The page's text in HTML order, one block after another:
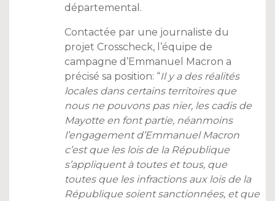
départemental.
Contactée par une journaliste du
projet Crosscheck, l’équipe de
campagne d’Emmanuel Macron a
précisé sa position: “Il y a des réalités
locales dans certains territoires que
nous ne pouvons pas nier, les cadis de
Mayotte en font partie, néanmoins
l’engagement d’Emmanuel Macron
c’est que les lois de la République
s’appliquent à toutes et tous, que
toutes que les infractions aux lois de la
République soient sanctionnées, et que